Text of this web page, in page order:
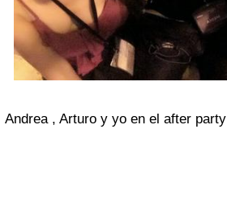
Andrea , Arturo y yo en el after party